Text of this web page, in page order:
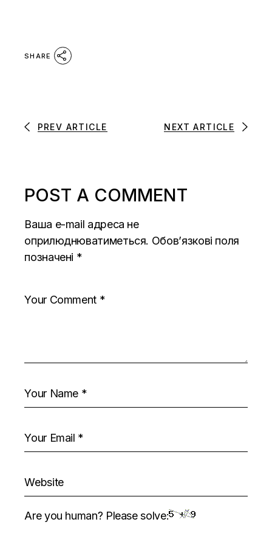
SHARE
PREV ARTICLE NEXT ARTICLE
POST A COMMENT
Ваша e-mail адреса не
оприлюднюватиметься. Обов’язкові поля
позначені *
Are you human? Please solve: